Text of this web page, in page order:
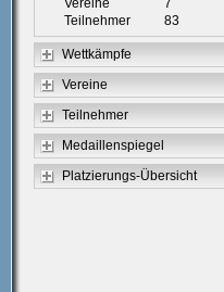
Vereine
7
Teilnehmer
83
Wettkämpfe
Vereine
Teilnehmer
Medaillenspiegel
Platzierungs-Übersicht